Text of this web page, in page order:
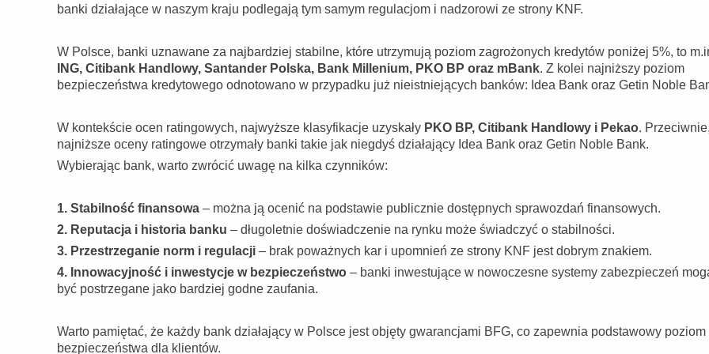
banki działające w naszym kraju podlegają tym samym regulacjom i nadzorowi ze strony KNF.
W Polsce, banki uznawane za najbardziej stabilne, które utrzymują poziom zagrożonych kredytów poniżej 5%, to
ING, Citibank Handlowy, Santander Polska, Bank Millenium, PKO BP oraz mBank. Z kolei najniższy poziom
bezpieczeństwa kredytowego odnotowano w przypadku już nieistniejących banków: Idea Bank oraz Getin Noble
W kontekście ocen ratingowych, najwyższe klasyfikacje uzyskały PKO BP, Citibank Handlowy i Pekao. Przeciwnie,
najniższe oceny ratingowe otrzymały banki takie jak niegdyś działający Idea Bank oraz Getin Noble Bank.
Wybierając bank, warto zwrócić uwagę na kilka czynników:
1. Stabilność finansowa – można ją ocenić na podstawie publicznie dostępnych sprawozdań finansowych.
2. Reputacja i historia banku – długoletnie doświadczenie na rynku może świadczyć o stabilności.
3. Przestrzeganie norm i regulacji – brak poważnych kar i upomnień ze strony KNF jest dobrym znakiem.
4. Innowacyjność i inwestycje w bezpieczeństwo – banki inwestujące w nowoczesne systemy zabezpieczeń
być postrzegane jako bardziej godne zaufania.
Warto pamiętać, że każdy bank działający w Polsce jest objęty gwarancjami BFG, co zapewnia podstawowy poziom
bezpieczeństwa dla klientów.